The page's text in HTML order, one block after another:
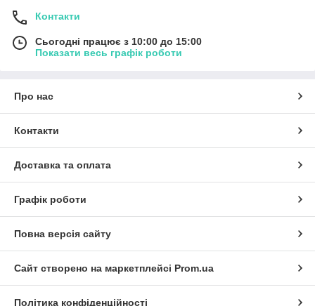
Контакти
Сьогодні працює з 10:00 до 15:00
Показати весь графік роботи
Про нас
Контакти
Доставка та оплата
Графік роботи
Повна версія сайту
Сайт створено на маркетплейсі Prom.ua
Політика конфіденційності